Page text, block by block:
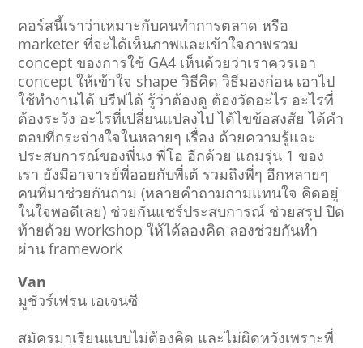
คอร์สนี้เราว่าเหมาะกับคนทำการตลาด หรือ
marketer ที่จะได้เห็นภาพและเข้าใจภาพรวม
concept ของการใช้ GA4 เห็นด้วยว่าเราควรเอา
concept ให้เข้าใจ shape วิธีคิด วิธีมองก่อน เอาไป
ใช้ทำงานได้ บรีฟได้ รู้ว่าต้องดู ต้องวัดอะไร อะไรที่
ต้องระวัง อะไรที่เปลี่ยนแปลงไป ได้ไขข้อสงสัย ได้คำ
ตอบที่กระจ่างใจในหลายๆ เรื่อง ด้วยความรู้และ
ประสบการณ์ของพี่นง พี่โอ อีกด้วย แถมรุ่น 1 ของ
เรา ยังมีอาจารย์พี่ออยกับพี่เต้ รวมถึงพี่ๆ อีกหลายๆ
คนที่มาช่วยกันถาม (หลายคำถามถามแทนใจ คิดอยู่
ในใจพอดีเลย) ช่วยกันแชร์ประสบการณ์ ช่วยสรุป ปิด
ท้ายด้วย workshop ให้ได้ลองคิด ลองช่วยกันทำ
ผ่าน framework
Van
มูชัวร์เฟรน เอเจนซี
สมัครมาเรียนแบบไม่ต้องคิด และไม่ผิดหวังเพราะพี่